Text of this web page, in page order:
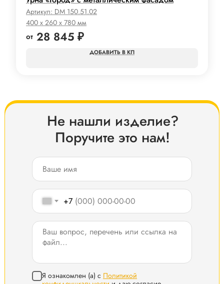
Артикул: DM 150.51.02
400 x 260 x 780 мм
28 845 ₽
КП
Не нашли изделие?
Поручите это нам!
+7
Я ознакомлен (а) с Политикой